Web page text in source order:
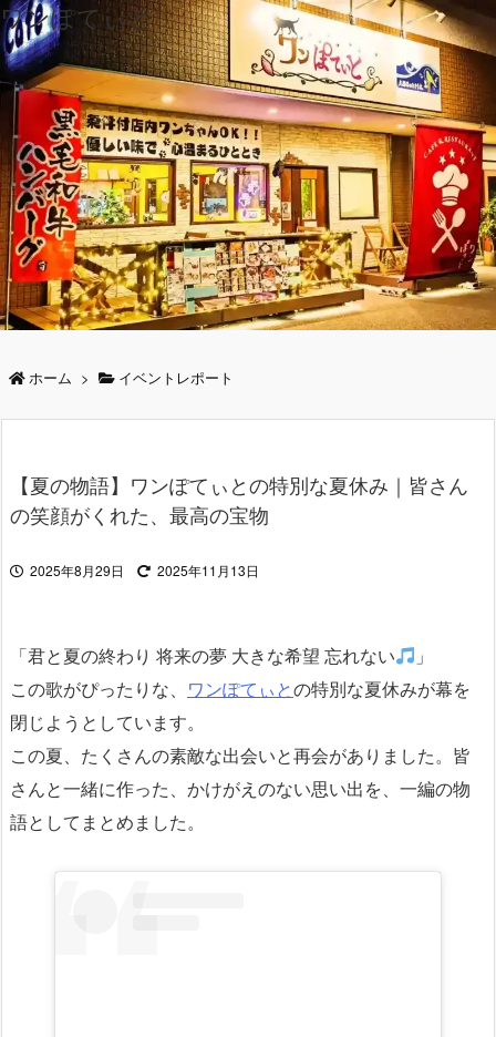
ワンぽてぃと
ホーム > イベントレポート
【夏の物語】ワンぽてぃとの特別な夏休み｜皆さん
の笑顔がくれた、最高の宝物
2025年8月29日 2025年11月13日
「君と夏の終わり 将来の夢 大きな希望 忘れない
」
この歌がぴったりな、 ワンぽてぃとの特別な夏休みが幕を
閉じようとしています。
この夏、たくさんの素敵な出会いと再会がありました。皆
さんと一緒に作った、かけがえのない思い出を、一編の物
語としてまとめました。